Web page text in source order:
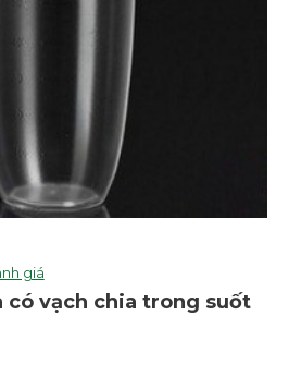
giá
có vạch chia trong suốt